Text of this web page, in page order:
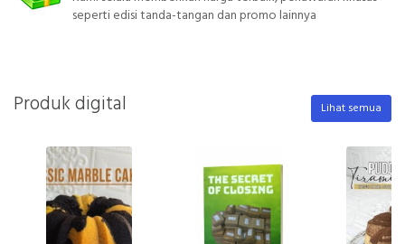
seperti edisi tanda-tangan dan promo lainnya
Produk digital Lihat semua